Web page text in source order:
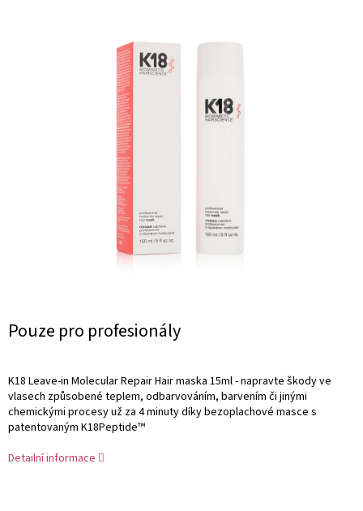
cena:
Pouze pro profesionály
K18 Leave-in Molecular Repair Hair maska 15ml - napravte škody ve
vlasech způsobené teplem, odbarvováním, barvením či jinými
chemickými procesy už za 4 minuty díky bezoplachové masce s
patentovaným K18Peptide™
Detailní informace